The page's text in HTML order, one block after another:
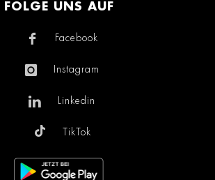
FOLGE UNS AUF
Facebook
Instagram
Linkedin
TikTok